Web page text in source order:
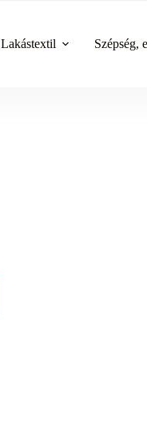
Lakástextil Szépség,